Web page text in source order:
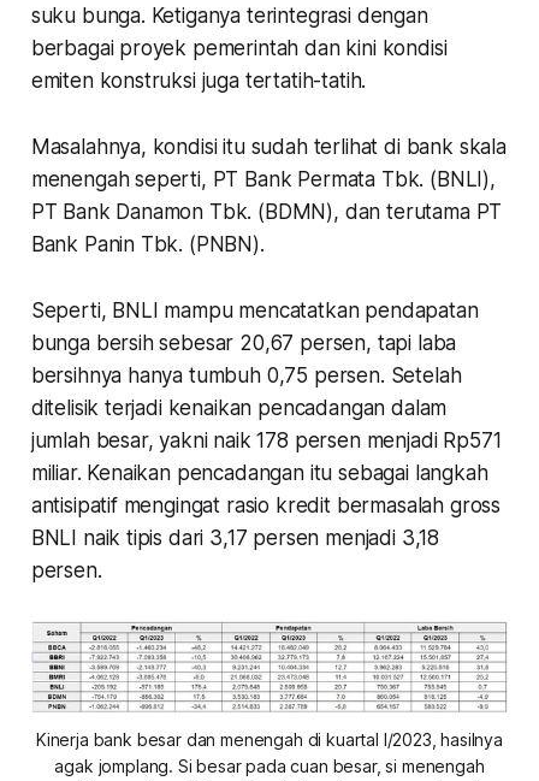
suku bunga. Ketiganya terintegrasi dengan
berbagai proyek pemerintah dan kini kondisi
emiten konstruksi juga tertatih-tatih.
Masalahnya, kondisi itu sudah terlihat di bank skala
menengah seperti, PT Bank Permata Tbk. (BNLI),
PT Bank Danamon Tbk. (BDMN), dan terutama PT
Bank Panin Tbk. (PNBN).
Seperti, BNLI mampu mencatatkan pendapatan
bunga bersih sebesar 20,67 persen, tapi laba
bersihnya hanya tumbuh 0,75 persen. Setelah
ditelisik terjadi kenaikan pencadangan dalam
jumlah besar, yakni naik 178 persen menjadi Rp571
miliar. Kenaikan pencadangan itu sebagai langkah
antisipatif mengingat rasio kredit bermasalah gross
BNLI naik tipis dari 3,17 persen menjadi 3,18
persen.
Kinerja bank besar dan menengah di kuartal I/2023, hasilnya
agak jomplang. Si besar pada cuan besar, si menengah